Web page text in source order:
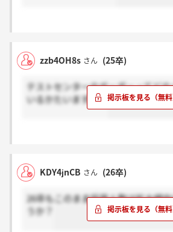
zzb4OH8s さん (25卒)
テストセンターのボーダーってど
いるかたいますか？
KDY4jnCB さん (26卒)
26卒もこのまま採用人数は拡大傾
うか？